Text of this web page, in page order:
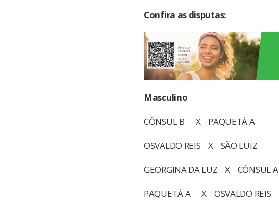
Confira as disputas:
Masculino
CÔNSUL B X PAQUETÁ A
OSVALDO REIS X SÃO LUIZ
GEORGINA DA LUZ X CÔNSUL A
PAQUETÁ A X OSVALDO REIS